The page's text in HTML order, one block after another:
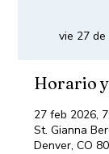
vie 27 de
Horario
27 feb 2026,
St. Gianna
Denver, CO